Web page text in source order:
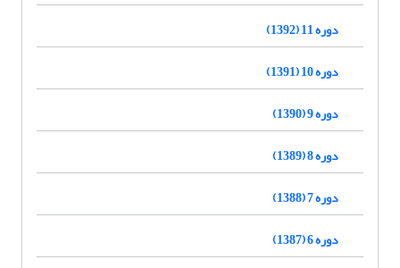
دوره 11 (1392)
دوره 10 (1391)
دوره 9 (1390)
دوره 8 (1389)
دوره 7 (1388)
دوره 6 (1387)